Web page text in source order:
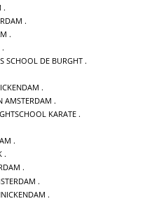
SCHOOL DE BURGHT
AMSTERDAM
KARATE